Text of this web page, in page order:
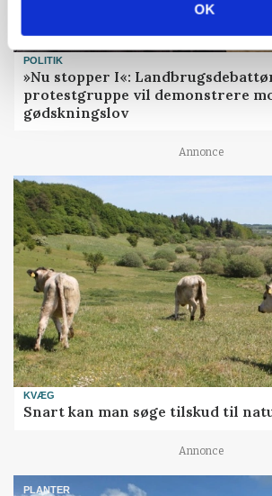
OK
POLITIK
»Nu stopper I«:
protestgruppe vil demonstrere
gødskningslov
Annonce
KVÆG
Snart kan man søge tilskud til
Annonce
PLANTER